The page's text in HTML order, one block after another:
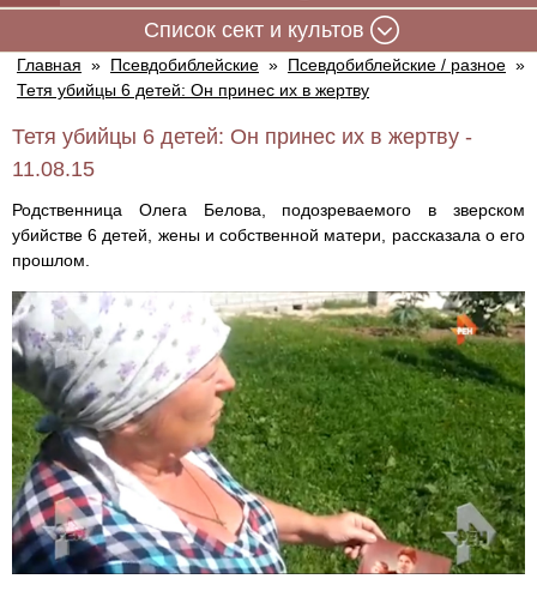
Cписок сект и культов
Главная » Псевдобиблейские » Псевдобиблейские / разное »
Тетя убийцы 6 детей: Он принес их в жертву
Тетя убийцы 6 детей: Он принес их в жертву -
11.08.15
Родственница Олега Белова, подозреваемого в зверском
убийстве 6 детей, жены и собственной матери, рассказала о его
прошлом.